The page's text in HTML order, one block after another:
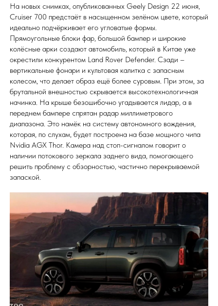
На новых снимках, опубликованных Geely Design 22 июня,
Cruiser 700 предстаёт в насыщенном зелёном цвете, который
идеально подчёркивает его угловатые формы.
Прямоугольные блоки фар, большой бампер и широкие
колёсные арки создают автомобиль, который в Китае уже
окрестили конкурентом Land Rover Defender. Сзади –
вертикальные фонари и культовая калитка с запасным
колесом, что делает образ ещё более суровым. При этом, за
брутальной внешностью скрывается высокотехнологичная
начинка. На крыше безошибочно угадывается лидар, а в
переднем бампере спрятан радар миллиметрового
диапазона. Это намёк на систему автономного вождения,
которая, по слухам, будет построена на базе мощного чипа
Nvidia AGX Thor. Камера над стоп-сигналом говорит о
наличии потокового зеркала заднего вида, помогающего
решить проблему с обзорностью, частично перекрываемой
запаской.